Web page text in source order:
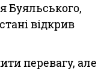
Буяльського,
відкрив
перевагу, але